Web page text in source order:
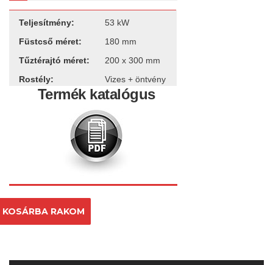
Teljesítmény:
53 kW
Füstcső méret:
180 mm
Tűztérajtó méret:
200 x 300 mm
Rostély:
Vizes + öntvény
Termék katalógus
KOSÁRBA RAKOM